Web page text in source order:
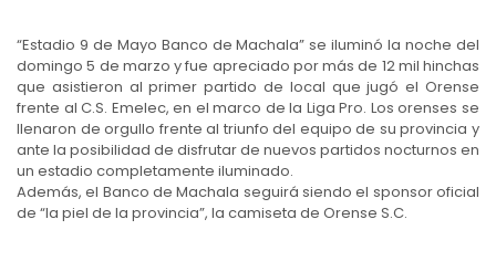
“Estadio 9 de Mayo Banco de Machala” se iluminó la noche del
domingo 5 de marzo y fue apreciado por más de 12 mil hinchas
que asistieron al primer partido de local que jugó el Orense
frente al C.S. Emelec, en el marco de la Liga Pro. Los orenses se
llenaron de orgullo frente al triunfo del equipo de su provincia y
ante la posibilidad de disfrutar de nuevos partidos nocturnos en
un estadio completamente iluminado.
Además, el Banco de Machala seguirá siendo el sponsor oficial
de “la piel de la provincia”, la camiseta de Orense S.C.